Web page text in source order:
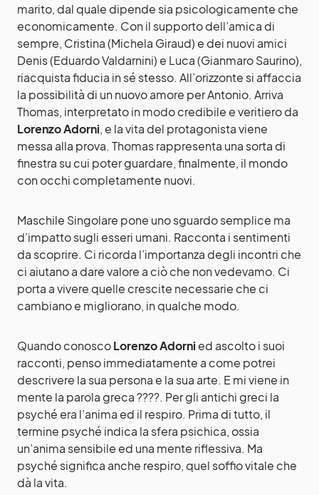
marito, dal quale dipende sia psicologicamente che
economicamente. Con il supporto dell’amica di
sempre, Cristina (Michela Giraud) e dei nuovi amici
Denis (Eduardo Valdarnini) e Luca (Gianmaro Saurino),
riacquista fiducia in sé stesso. All’orizzonte si affaccia
la possibilità di un nuovo amore per Antonio. Arriva
Thomas, interpretato in modo credibile e veritiero da
Lorenzo Adorni, e la vita del protagonista viene
messa alla prova. Thomas rappresenta una sorta di
finestra su cui poter guardare, finalmente, il mondo
con occhi completamente nuovi.
Maschile Singolare pone uno sguardo semplice ma
d’impatto sugli esseri umani. Racconta i sentimenti
da scoprire. Ci ricorda l’importanza degli incontri che
ci aiutano a dare valore a ciò che non vedevamo. Ci
porta a vivere quelle crescite necessarie che ci
cambiano e migliorano, in qualche modo.
Quando conoscoLorenzo Adorni ed ascolto i suoi
racconti, penso immediatamente a come potrei
descrivere la sua persona e la sua arte. E mi viene in
mente la parola greca ????. Per gli antichi greci la
psyché era l’anima ed il respiro. Prima di tutto, il
termine psyché indica la sfera psichica, ossia
un’anima sensibile ed una mente riflessiva. Ma
psyché significa anche respiro, quel soffio vitale che
dà la vita.